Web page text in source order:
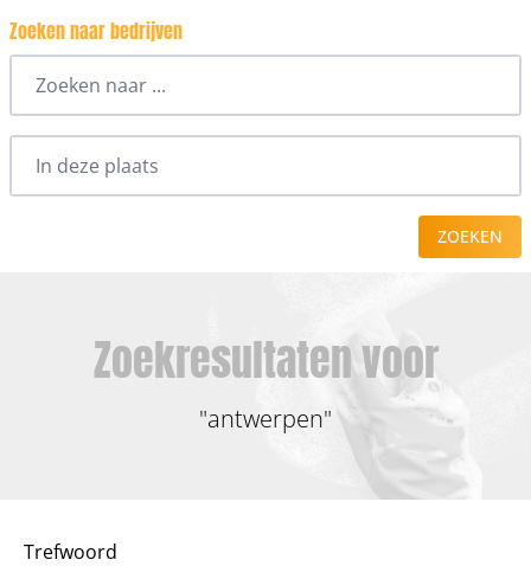
Zoeken naar bedrijven
ZOEKEN
Zoekresultaten voor
"antwerpen"
Trefwoord